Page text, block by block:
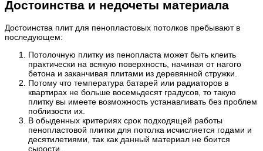
Достоинства и недочеты материала
Достоинства плит для пенопластовых потолков пребывают в
последующем:
Потолочную плитку из пенопласта может быть клеить
практически на всякую поверхность, начиная от нагого
бетона и заканчивая плитами из деревянной стружки.
Потому что температура батарей или радиаторов в
квартирах не больше восемьдесят градусов, то такую
плитку вы имеете возможность устанавливать без проблем
поблизости их.
В обыденных критериях срок подходящей работы
пенопластовой плитки для потолка исчисляется годами и
десятилетиями, так как данный материал не боится
сырости.